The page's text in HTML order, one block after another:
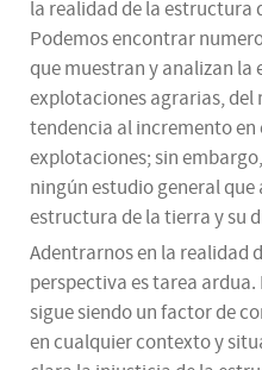
la realidad de la estructura
Podemos encontrar
que muestran y analizan la
explotaciones agrarias, del
tendencia al incremento en
explotaciones; sin
ningún estudio general
estructura de la tierra y su
Adentrarnos en la realidad
perspectiva es tarea
sigue siendo un factor de
en cualquier contexto y